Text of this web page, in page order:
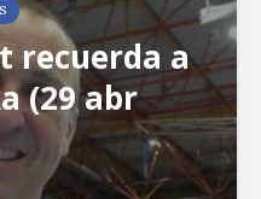
recuerda a
(29 abr